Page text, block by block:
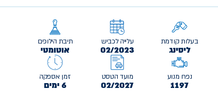
בעלות קודמת
ליסינג
עלייה לכביש
02/2023
תיבת הילוכים
אוטומטי
נפח מנוע
1197
מועד הטסט
02/2027
זמן אספקה
6 ימים